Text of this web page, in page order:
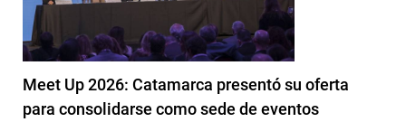
Meet Up 2026: Catamarca presentó su oferta
para consolidarse como sede de eventos